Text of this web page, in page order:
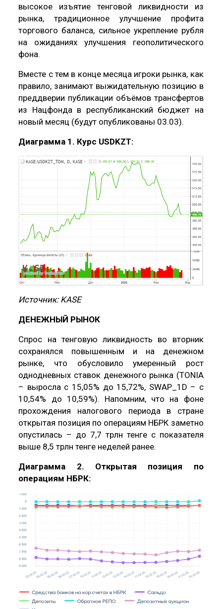
высокое изъятие тенговой ликвидности из
рынка, традиционное улучшение профита
торгового баланса, сильное укрепление рубля
на ожиданиях улучшения геополитического
фона.
Вместе с тем в конце месяца игроки рынка, как
правило, занимают выжидательную позицию в
преддверии публикации объёмов трансфертов
из Нацфонда в республиканский бюджет на
новый месяц (будут опубликованы 03.03).
Диаграмма 1. Курс USDKZT:
Источник: KASE
ДЕНЕЖНЫЙ РЫНОК
Спрос на тенговую ликвидность во вторник
сохранялся повышенным и на денежном
рынке, что обусловило умеренный рост
однодневных ставок денежного рынка (TONIA
– выросла с 15,05% до 15,72%, SWAP_1D – с
10,54% до 10,59%). Напомним, что на фоне
прохождения налогового периода в стране
открытая позиция по операциям НБРК заметно
опустилась – до 7,7 трлн тенге с показателя
выше 8,5 трлн тенге неделей ранее.
Диаграмма 2. Открытая позиция по
операциям НБРК: